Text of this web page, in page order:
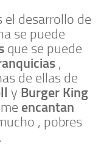
el desarrollo de
se puede
que se puede
,
de ellas de
y Burger King
encantan
, pobres
.